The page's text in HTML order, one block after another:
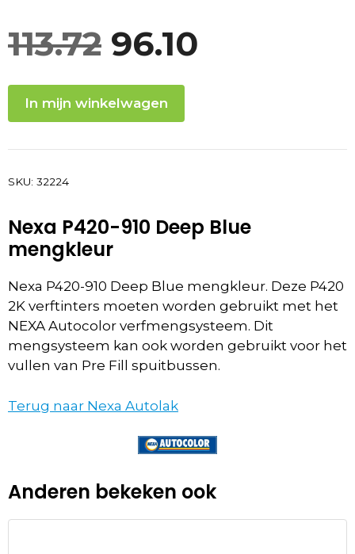
113.72
prijs
was:
96.10
is:
In mijn winkelwagen
SKU: 32224
Nexa P420-910 Deep Blue
mengkleur
Nexa P420-910 Deep Blue mengkleur. Deze P420
2K verftinters moeten worden gebruikt met het
NEXA Autocolor verfmengsysteem. Dit
mengsysteem kan ook worden gebruikt voor het
vullen van Pre Fill spuitbussen.
Terug naar Nexa Autolak
Anderen bekeken ook